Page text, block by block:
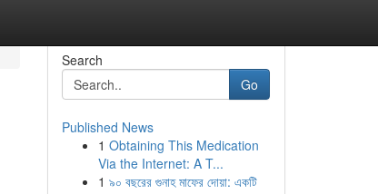
Search
Go
Published News
1 Obtaining This Medication
Via the Internet: A T...
1 ৯০ বছরের গুনাহ মাফের দোয়া: একটি